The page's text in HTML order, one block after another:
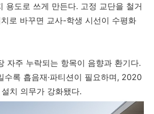
용도로 쓰게 만든다. 고정 교단을 철거
로 바꾸면 교사-학생 시선이 수평화
자주 누락되는 항목이 음향과 환기다.
수록 흡음재·파티션이 필요하며, 2020
치 의무가 강화됐다.